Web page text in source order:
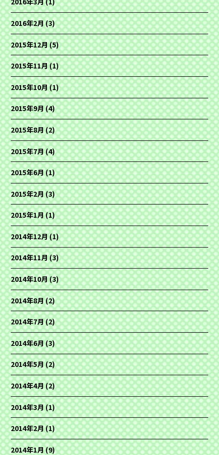
2016年2月(3)
2015年12月(5)
2015年11月(1)
2015年10月(1)
2015年9月(4)
2015年8月(2)
2015年7月(4)
2015年6月(1)
2015年2月(3)
2015年1月(1)
2014年12月(1)
2014年11月(3)
2014年10月(3)
2014年8月(2)
2014年7月(2)
2014年6月(3)
2014年5月(2)
2014年4月(2)
2014年3月(1)
2014年2月(1)
2014年1月(9)